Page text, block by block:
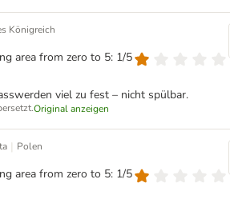
Königreich
area from zero to 5: 1/5
viel zu fest – nicht spülbar.
Original anzeigen
| Polen
area from zero to 5: 1/5